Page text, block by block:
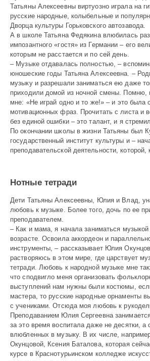
Татьяны Алексеевны виртуозно играла на
русские народные, колыбельные и
Дворца культуры Горьковского автозавода.
А в школе Татьяна Федякина влюбилась
импозантного «гостя» из Германии – его
которым не расстается и по сей день.
– Музыке отдавалась полностью, –
юношеские годы Татьяна Алексеевна. –
музыку и разрешали заниматься ею даже
приходили домой из ночной смены. Помню,
мне: «Не играй одно и то же!» – и это была
мотивационных фраз. Прочитать с листа и
без единой ошибки – это талант, и я
По окончании школы в жизни Татьяны был
государственный институт культуры и –
преподавательской деятельности, которой,
Нотные тетради
Дети Татьяны Алексеевны, Юлия и Влад,
любовь к музыке. Более того, дочь по ее
преподавателем.
– Как и мама, я начала заниматься
возрасте. Освоила аккордеон и
инструменты, – рассказывает Юлия
растворяюсь в этом мире, где царствует
тетради. Любовь к народной музыке мне
что сподвигло меня организовать
выступлений нам нужны были костюмы,
мастера, то русские народные орнаменты
с учениками. Отсюда моя любовь к
Преподаванием Юлия Сергеевна
за это время воспитала даже не десятки, а
влюбленных в музыку. В их числе,
Окунцовой, Ксения Баталова, которая
курсе в Краснотурьинском колледже